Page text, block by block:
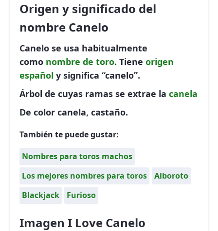
Origen y significado del
nombre Canelo
Canelo se usa habitualmente
como nombre de toro. Tiene origen
español y significa “canelo”.
Árbol de cuyas ramas se extrae la canela
De color canela, castaño.
También te puede gustar:
Nombres para toros machos
Los mejores nombres para toros
Alboroto
Blackjack
Furioso
Imagen I Love Canelo